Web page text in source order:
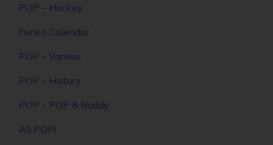
POP - Hockey
Funko Calendar
POP - Various
POP - History
POP - POP & Buddy
All POP!